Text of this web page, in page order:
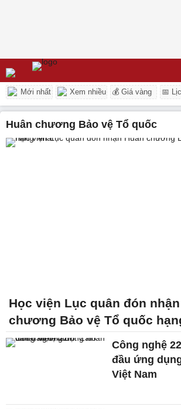
Mới nhất Xem nhiều 💰 Giá vàng 📅
Huân chương Bảo vệ Tổ quốc
Học viện Lục quân đón
chương Bảo vệ Tổ quốc
Công nghệ
đầu ứng
Việt Nam